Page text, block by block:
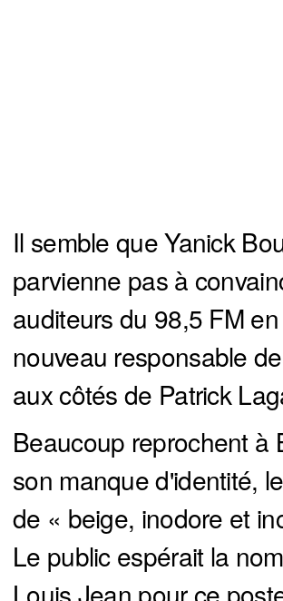
Il semble que Yanick
parvienne pas à
auditeurs du 98,5 FM
nouveau responsable
aux côtés de Patrick
Beaucoup reprochent à
son manque d'identité,
de « beige, inodore et
Le public espérait la
Louis Jean pour ce